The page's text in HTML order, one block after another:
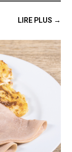
LIRE PLUS →